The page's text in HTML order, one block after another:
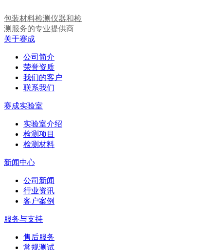
包装材料检测仪器和检
测服务的专业提供商
关于赛成
公司简介
荣誉资质
我们的客户
联系我们
赛成实验室
实验室介绍
检测项目
检测材料
新闻中心
公司新闻
行业资讯
客户案例
服务与支持
售后服务
常规测试